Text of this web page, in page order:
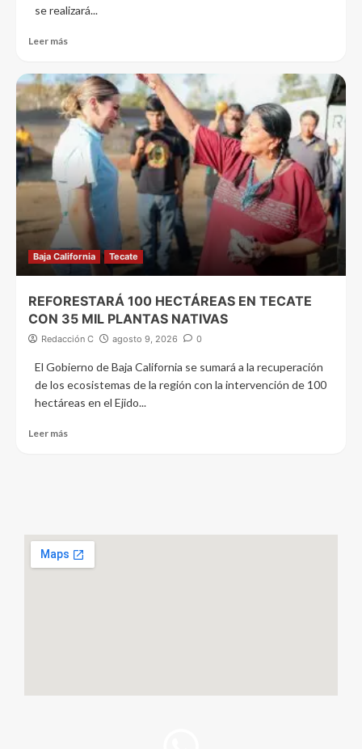
se realizará...
Leer más
Baja California Tecate
REFORESTARÁ 100 HECTÁREAS EN TECATE
CON 35 MIL PLANTAS NATIVAS
Redacción C agosto 9, 2026 0
El Gobierno de Baja California se sumará a la recuperación
de los ecosistemas de la región con la intervención de 100
hectáreas en el Ejido...
Leer más